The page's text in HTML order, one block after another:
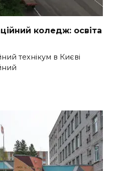
коледж: освіта
технікум в Києві